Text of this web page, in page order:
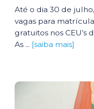
Até o dia 30 de
vagas para
gratuitos nos CEU’s
As ... [saiba mais]